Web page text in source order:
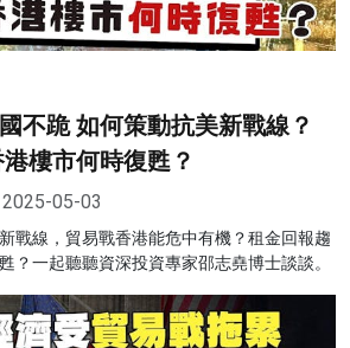
不跪 如何策動抗美新戰線？
樓市何時復甦？
2025-05-03
戰線，貿易戰香港能危中有機？租金回報趨
？一起聽聽資深投資專家邵志堯博士談談。